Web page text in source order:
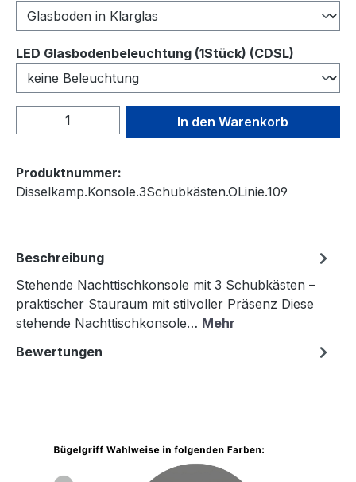
LED Glasbodenbeleuchtung (1Stück) (CDSL)
Produkt Anzahl: Gib denIn den Warenkorb
Produktnummer:
Disselkamp.Konsole.3Schubkästen.OLinie.109
Beschreibung
Stehende Nachttischkonsole mit 3 Schubkästen –
praktischer Stauraum mit stilvoller Präsenz Diese
stehende Nachttischkonsole… Mehr
Bewertungen